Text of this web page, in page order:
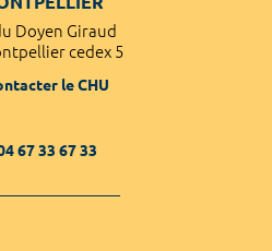
Doyen Giraud
cedex 5
le CHU
67 33 67 33